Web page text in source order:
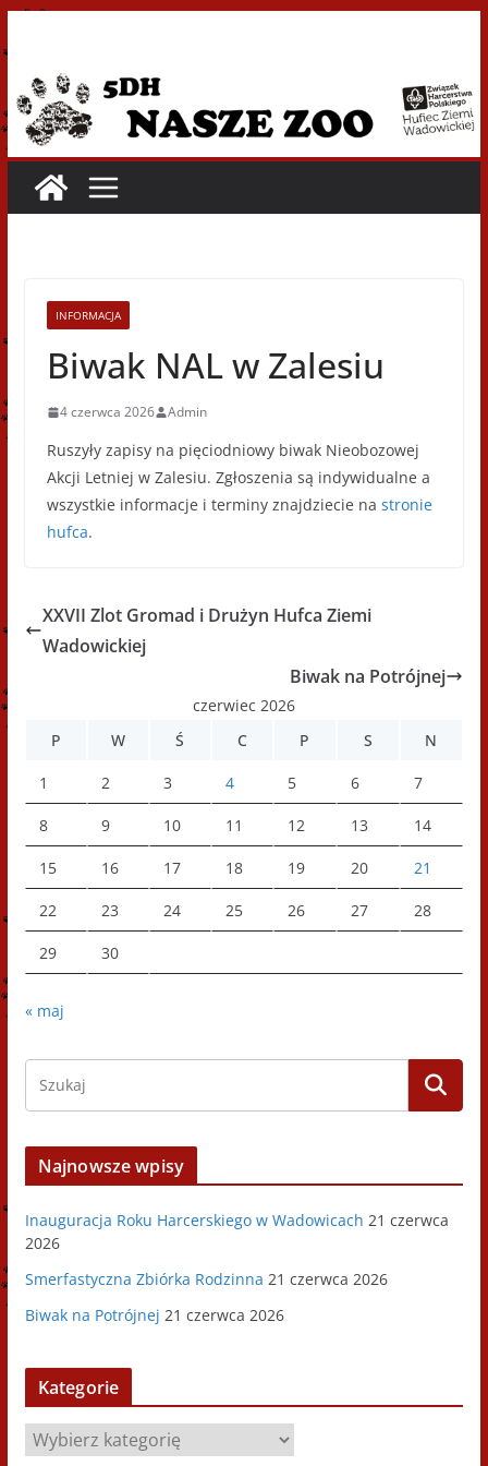
do
treści
INFORMACJA
Biwak NAL w Zalesiu
4 czerwca 2026 Admin
Ruszyły zapisy na pięciodniowy biwak Nieobozowej
Akcji Letniej w Zalesiu. Zgłoszenia są indywidualne a
wszystkie informacje i terminy znajdziecie na stronie
hufca.
XXVII Zlot Gromad i Drużyn Hufca Ziemi
Wadowickiej
Biwak na Potrójnej
czerwiec 2026
P
W Ś C P S N
1 2 3 4 5 6 7
8 9 10 11 12 13 14
15 16 17 18 19 20 21
22 23 24 25 26 27 28
29 30
« maj
Najnowsze wpisy
Inauguracja Roku Harcerskiego w Wadowicach 21 czerwca
2026
Smerfastyczna Zbiórka Rodzinna 21 czerwca 2026
Biwak na Potrójnej 21 czerwca 2026
Kategorie
K